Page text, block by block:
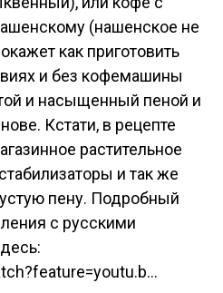
(нашенское не
как приготовить
и без кофемашины
и насыщенный пеной и
Кстати, в рецепте
растительное
и так же
пену. Подробный
с русскими